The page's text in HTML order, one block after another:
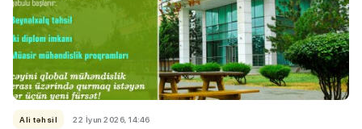
Ali təhsil 22 İyun 2026, 14:46